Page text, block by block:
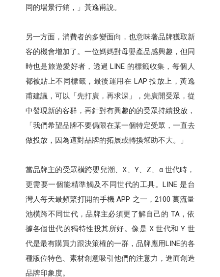
同的場景行銷，」黃逸甫說。
另一方面，消費者的多變面向，也意味著品牌獲取新
客的機會增加了。一位媽媽對母嬰產品感興趣，但同
時也是旅遊愛好者，透過 LINE 的標籤收集，每個人
都被貼上不同標籤，最後運用在 LAP 投放上，黃逸
甫建議，可以「先打廣，再求深」，先廣開受眾，從
中發現新的客群，再針對有興趣的的受眾持續投放，
「我們希望品牌不要侷限在某一個特定受眾，一直去
做投放，因為這對品牌的拓展或轉換幫助不大。」
當品牌主的受眾橫跨嬰兒潮、X、Y、Z、α 世代時，
更需要一個能精準觸及不同世代的工具。LINE 是台
灣人每天最頻繁打開的手機 APP 之一，2100 萬流量
池橫跨不同世代，品牌主必須更了解自己的 TA，依
據各個世代的獨特性投其所好。像是 X 世代和 Y 世
代是最有購買力跟決策權的一群，品牌應用LINE的各
種版位特色、素材創意吸引他們的注意力，進而創造
品牌印象度。